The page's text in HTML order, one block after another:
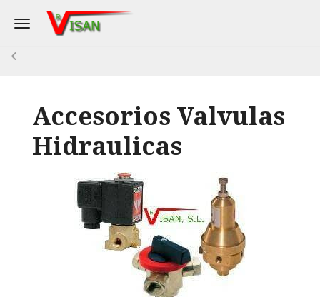
Toggle navigation
Accesorios Valvulas
Hidraulicas